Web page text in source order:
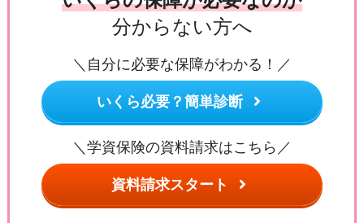
分からない方へ
＼自分に必要な保障がわかる！／
いくら必要？簡単診断
＼学資保険の資料請求はこちら／
資料請求スタート